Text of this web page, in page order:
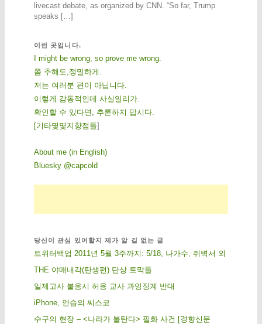
livecast debate, as organized by CNN. “So far, Trump
speaks […]
이런 곳입니다.
I might be wrong, so prove me wrong.
쫌 추해도,정밀하게.
저는 여러분 편이 아닙니다.
이렇게 감동적인데 사실일리가.
확인할 수 있다면, 추론하지 맙시다.
[기 타몇 몇 지 향점 들]
About me (in English)
Bluesky @capcold
당신이 관심 있어할지 제가 알 길 없는 글
트위터백업 2011년 5월 3주까지: 5/18, 나가수, 쥐벽서 외
THE 야매내각(탄생편) 단상 토막들
일제고사 불응시 허용 교사 과잉징계 반대
iPhone, 안습의 씨스코
수구의 현장 – <나라가 불탄다> 필화 사건 [경향신문